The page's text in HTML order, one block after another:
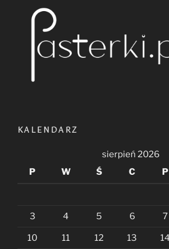
KALENDARZ
sierpień 2026
P
W Ś C P
3 4 5 6 7
10 11 12 13 14